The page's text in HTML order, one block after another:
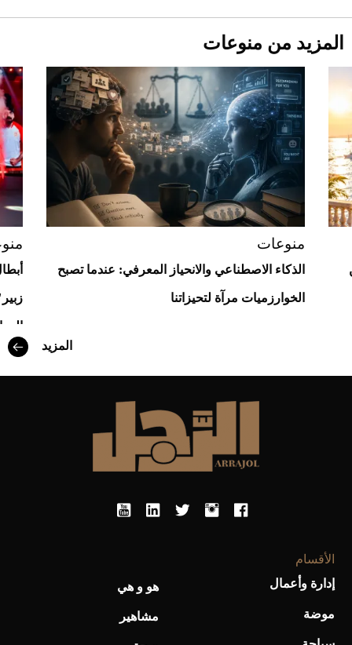
Aston Martin Valiant: على هوى الأبطال
أحذية Mary Jane: ترف وأناقة للرجال
المزيد من منوعات
منوعات
الذكاء الاصطناعي والانحياز المعرفي: عندما تصبح
الخوارزميات مرآة لتحيزاتنا
المزيد
الأقسام
إدارة وأعمال
موضة
هو و هي
مشاهير